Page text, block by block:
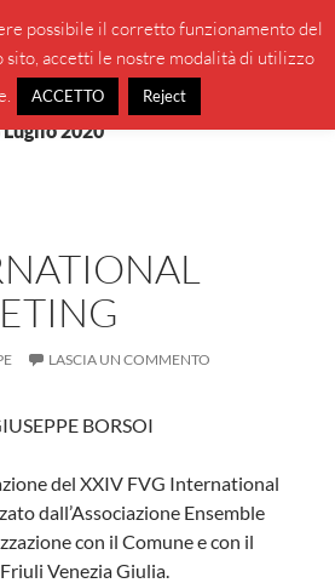
MENU
2020
LASCIA UN COMMENTO
del XXIV FVG International
dall’Associazione Ensemble
con il Comune e con il
Venezia Giulia.
possibile il corretto funzionamento del
accetti le nostre modalità di utilizzo
ACCETTO Reject